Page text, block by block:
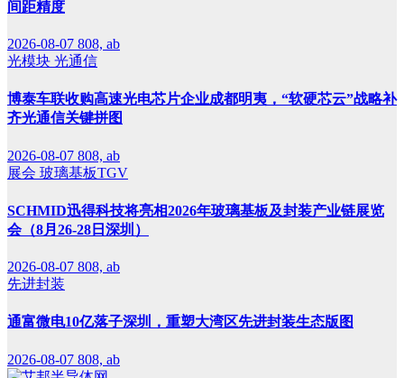
间距精度
2026-08-07 808, ab
光模块 光通信
博泰车联收购高速光电芯片企业成都明夷，“软硬芯云”战略补
齐光通信关键拼图
2026-08-07 808, ab
展会 玻璃基板TGV
SCHMID迅得科技将亮相2026年玻璃基板及封装产业链展览
会（8月26-28日深圳）
2026-08-07 808, ab
先进封装
通富微电10亿落子深圳，重塑大湾区先进封装生态版图
2026-08-07 808, ab